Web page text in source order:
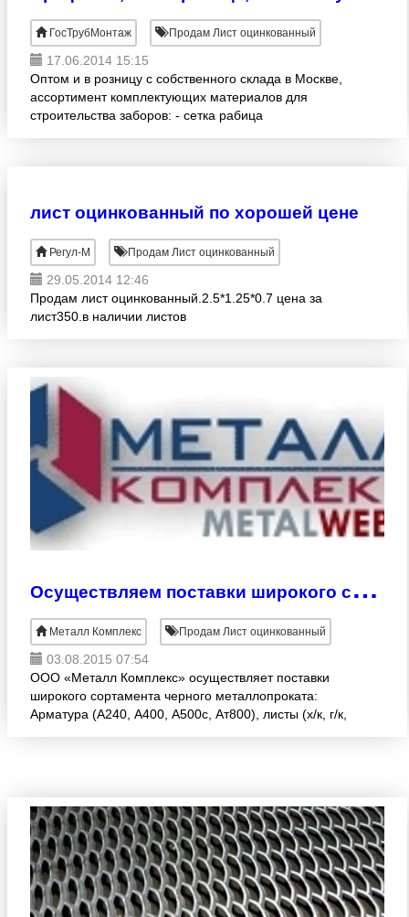
ГосТрубМонтаж Продам Лист оцинкованный
17.06.2014 15:15
Оптом и в розницу с собственного склада в Москве,
ассортимент комплектующих материалов для
строительства заборов: - сетка рабица
лист оцинкованный по хорошей цене
Регул-М Продам Лист оцинкованный
29.05.2014 12:46
Продам лист оцинкованный.2.5*1.25*0.7 цена за
лист350.в наличии листов
О
существляем поставки широкого сортамента черного металлопроката
Металл Комплекс Продам Лист оцинкованный
03.08.2015 07:54
ООО «Металл Комплекс» осуществляет поставки
широкого сортамента черного металлопроката:
Арматура (А240, А400, А500с, Ат800), листы (х/к, г/к,